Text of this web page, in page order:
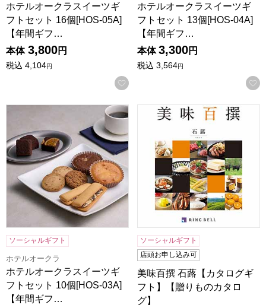
ホテルオークラスイーツギ
フトセット 16個[HOS-05A]
【年間ギフ…
本体 3,800円
税込 4,104円
お気に入りに登録する
ホテルオークラスイーツギ
フトセット 13個[HOS-04A]
【年間ギフ…
本体 3,300円
税込 3,564円
ホテルオークラスイーツギフトセット 10個[HOS-03A]【年
ソーシャルギフト
ホテルオークラ
ホテルオークラスイーツギ
フトセット 10個[HOS-03A]
【年間ギフ…
美味百撰 石蕗【カタログギ
ソーシャルギフト
店頭お申し込み可
美味百撰 石蕗【カタログギ
フト】【贈りものカタロ
グ】